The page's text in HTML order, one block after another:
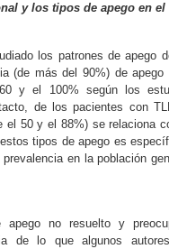
y los tipos de apego en el
los patrones de apego
(de más del 90%) de
y el 100% según los
de los pacientes con
el 50 y el 88%) se relaciona
tipos de apego es
en la población
no resuelto y
de lo que algunos